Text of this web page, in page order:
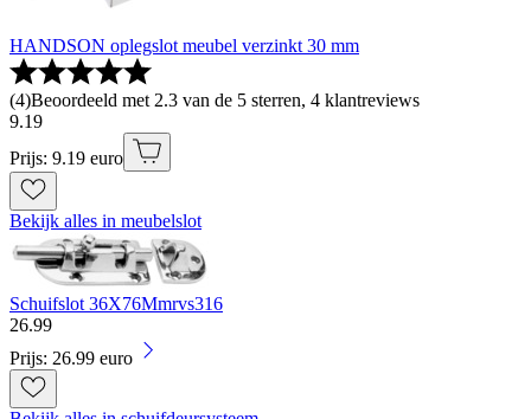
HANDSON oplegslot meubel verzinkt 30 mm
(4)Beoordeeld met 2.3 van de 5 sterren, 4 klantreviews
9.19
Prijs: 9.19 euro
Bekijk alles in meubelslot
Schuifslot 36X76Mmrvs316
26.99
Prijs: 26.99 euro